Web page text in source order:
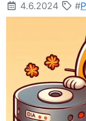
4.6.2024 #